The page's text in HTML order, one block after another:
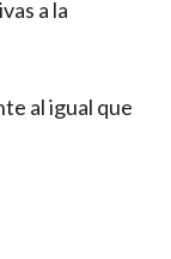
a la
al igual que